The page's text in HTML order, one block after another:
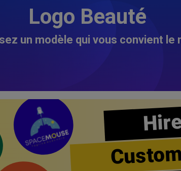
Logo Beauté
un modèle qui vous convient le